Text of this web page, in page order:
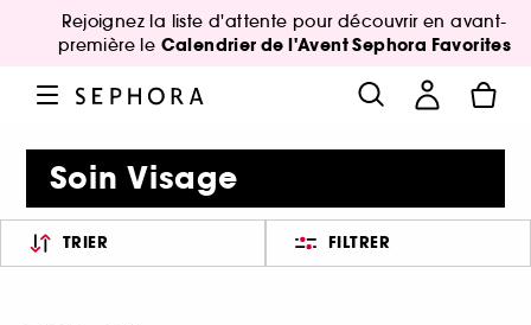
Rejoignez la liste d'attente pour découvrir en avant-
première le Calendrier de l'Avent Sephora Favorites
Soin Visage
TRIER FILTRER